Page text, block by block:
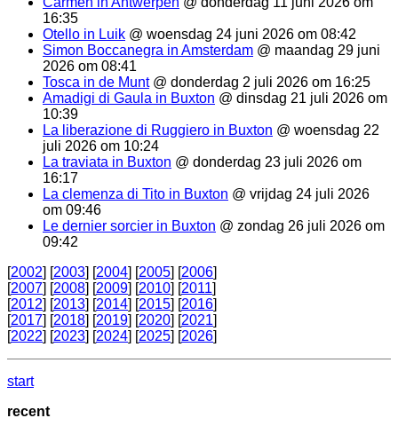
16:35
Otello in Luik @ woensdag 24 juni 2026 om 08:42
Simon Boccanegra in Amsterdam @ maandag 29 juni
2026 om 08:41
Tosca in de Munt@ donderdag 2 juli 2026 om 16:25
Amadigi di Gaula in Buxton @ dinsdag 21 juli 2026 om
10:39
La liberazione di Ruggiero in Buxton @ woensdag 22
juli 2026 om 10:24
La traviata in Buxton @ donderdag 23 juli 2026 om
16:17
La clemenza di Tito in Buxton @ vrijdag 24 juli 2026
om 09:46
Le dernier sorcier in Buxton @ zondag 26 juli 2026 om
09:42
[2002] [2003] [2004] [2005] [2006]
[2007] [2008] [2009] [2010] [2011]
[2012] [2013] [2014] [2015] [2016]
[2017] [2018] [2019] [2020] [2021]
[2022] [2023] [2024] [2025] [2026]
start
recent